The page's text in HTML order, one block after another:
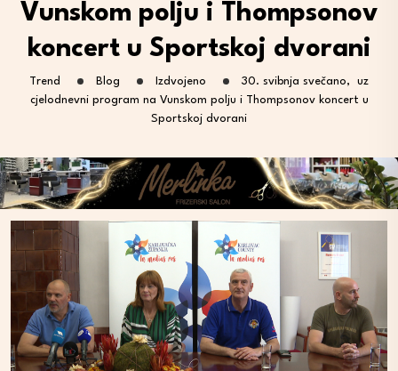
Vunskom polju i Thompsonov
koncert u Sportskoj dvorani
Trend Blog Izdvojeno
30. svibnja svečano, uz
cjelodnevni program na Vunskom polju i Thompsonov koncert u
Sportskoj dvorani